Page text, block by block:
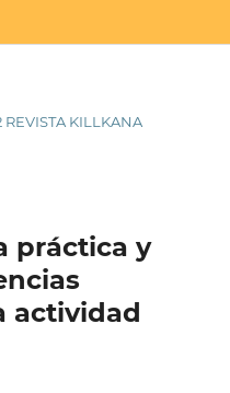
REVISTA KILLKANA
práctica y
actividad